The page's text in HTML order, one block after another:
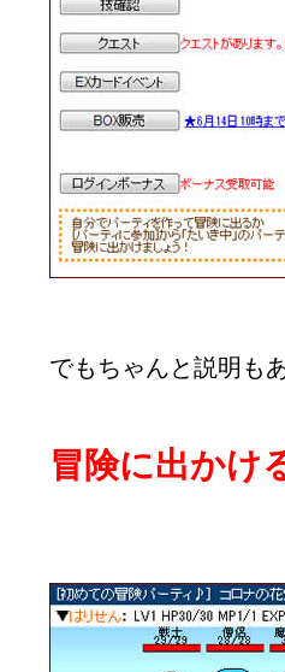
でもちゃんと説明も
冒険に出かけ